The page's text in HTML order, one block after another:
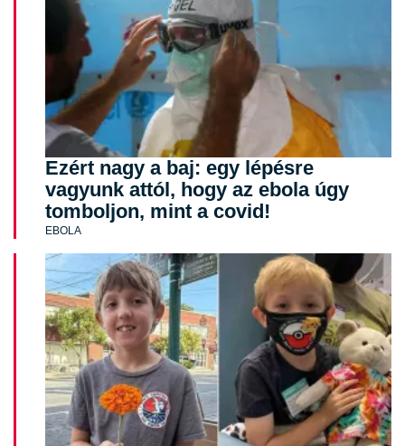
Ezért nagy a baj: egy lépésre
vagyunk attól, hogy az ebola úgy
tomboljon, mint a covid!
EBOLA